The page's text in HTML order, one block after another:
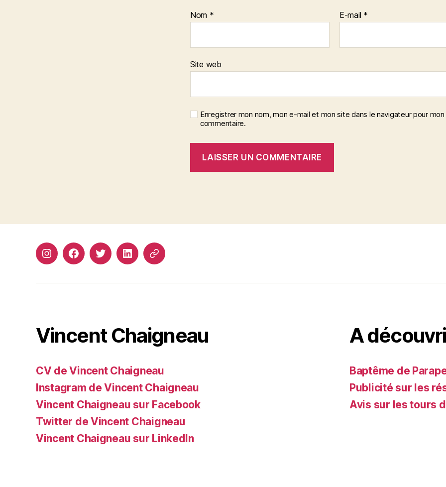
Nom * E-mail *
Site web
Enregistrer mon nom, mon e-mail et mon site dans le navigateur pour mon
commentaire.
InstagramFacebookTwitterLinkedinSite
Vincent Chaigneau
CV de Vincent Chaigneau
Instagram de Vincent Chaigneau
Vincent Chaigneau sur Facebook
Twitter de Vincent Chaigneau
Vincent Chaigneau sur LinkedIn
A
Baptême de
Publicité sur les
Avis sur les tours